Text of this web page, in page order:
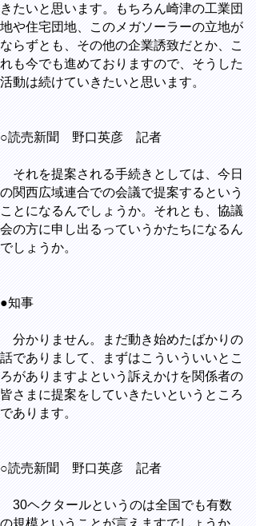
きたいと思います。もちろん崎津の工業団
地や住宅団地、このメガソーラーの立地が
ならずとも、その他の企業誘致だとか、こ
れも今でも進めておりますので、そうした
活動は続けていきたいと思います。
○読売新聞 野口英彦 記者
それを提案される手続きとしては、今日
の関西広域連合での会議で提案するという
ことになるんでしょうか。それとも、協議
会の方に申し出るっていうかたちになるん
でしょうか。
●知事
分かりません。まだ動き始めたばかりの
話でありまして、まずはこういういいとこ
ろがありますよという訴えかけを関係者の
皆さまに提案をしていきたいというところ
であります。
○読売新聞 野口英彦 記者
30ヘクタールというのは全国でも有数
の規模ということが言えますでしょうか。